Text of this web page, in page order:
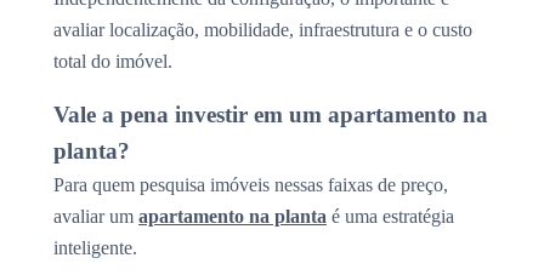
avaliar localização, mobilidade, infraestrutura e o custo
total do imóvel.
Vale a pena investir em um apartamento na
planta?
Para quem pesquisa imóveis nessas faixas de preço,
avaliar um apartamento na planta é uma estratégia
inteligente.